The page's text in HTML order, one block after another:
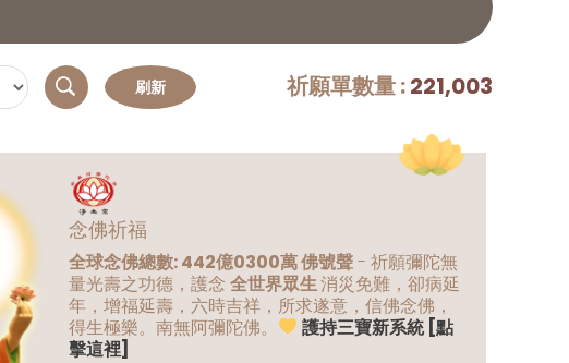
祈願單數量 :221,003
念佛祈福
全球念佛總數: 442億0300萬 佛號聲- 祈願彌陀無
量光壽之功德，護念全世界眾生消災免難，卻病延
年，增福延壽，六時吉祥，所求遂意，信佛念佛，
得生極樂。南無阿彌陀佛。
護持三寶新系統 [點
擊這裡]